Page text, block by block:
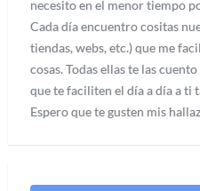
necesito en el menor tiempo
Cada día encuentro cositas
tiendas, webs, etc.) que me
cosas. Todas ellas te las
que te faciliten el día a día a ti
Espero que te gusten mis